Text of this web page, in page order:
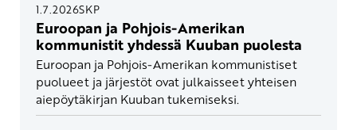
1.7.2026SKP
Euroopan ja Pohjois-Amerikan
kommunistit yhdessä Kuuban puolesta
Euroopan ja Pohjois-Amerikan kommunistiset
puolueet ja järjestöt ovat julkaisseet yhteisen
aiepöytäkirjan Kuuban tukemiseksi.